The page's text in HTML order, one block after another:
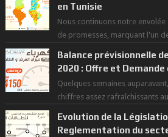
en Tunisie
Nous continuons notre
de promesses, marquant l'un
Balance prévisionnelle
2020 : Offre et
Quelques semaines
chiffres assez rafraîchissants
Evolution de la
Reglementation du